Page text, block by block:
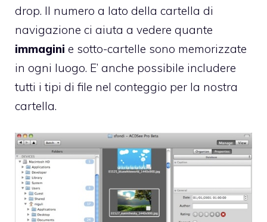
drop. Il numero a lato della cartella di
navigazione ci aiuta a vedere quante
immagini e sotto-cartelle sono memorizzate
in ogni luogo. E’ anche possibile includere
tutti i tipi di file nel conteggio per la nostra
cartella.